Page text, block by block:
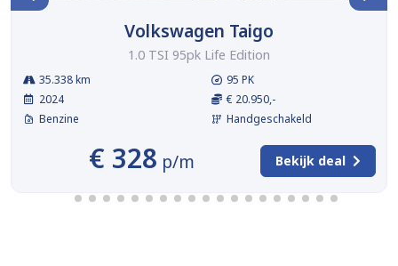
Volkswagen Taigo
1.0 TSI 95pk Life Edition
35.338 km
2024
Benzine
95 PK
€ 20.950,-
Handgeschakeld
€ 328 p/m Bekijk deal